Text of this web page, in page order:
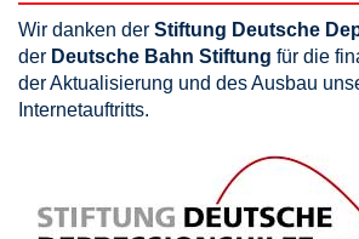
Wir danken der Stiftung Deutsche
der Deutsche Bahn Stiftung für die
der Aktualisierung und des Ausbau
Internetauftritts.